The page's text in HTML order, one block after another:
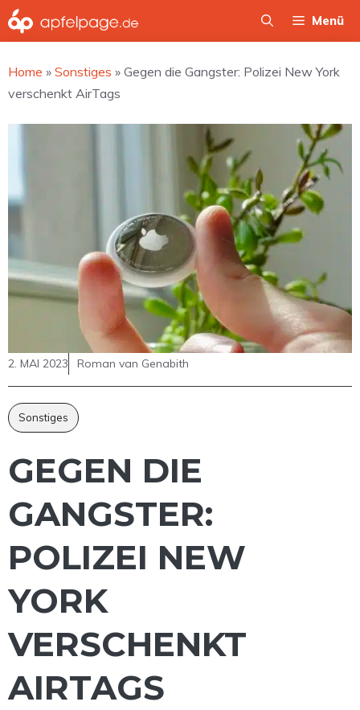
Zum
Inhalt
Menü
Home » Sonstiges » Gegen die Gangster: Polizei New York
verschenkt AirTags
2. MAI 2023 Roman van Genabith
Sonstiges
GEGEN DIE
GANGSTER:
POLIZEI NEW
YORK
VERSCHENKT
AIRTAGS